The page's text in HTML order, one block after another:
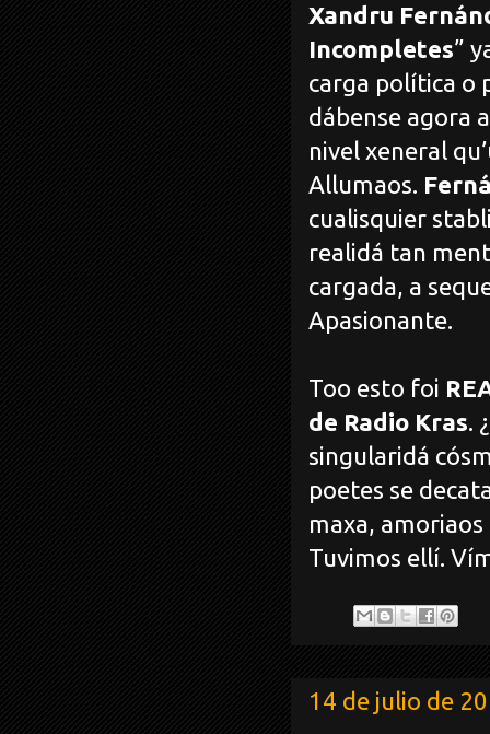
Xandru
Incompletes”
carga política o
dábense agora
nivel xeneral
Allumaos.
cualisquier
realidá tan
cargada, a
Apasionante.
Too esto foi
de Radio Kras.
singularidá
poetes se
maxa,
Tuvimos ellí.
14 de julio de